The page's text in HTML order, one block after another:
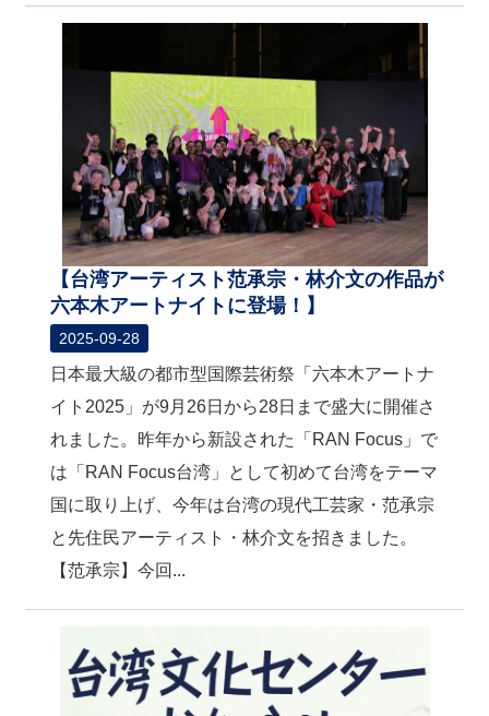
【台湾アーティスト范承宗・林介文の作品が
六本木アートナイトに登場！】
2025-09-28
日本最大級の都市型国際芸術祭「六本木アートナ
イト2025」が9月26日から28日まで盛大に開催さ
れました。昨年から新設された「RAN Focus」で
は「RAN Focus台湾」として初めて台湾をテーマ
国に取り上げ、今年は台湾の現代工芸家・范承宗
と先住民アーティスト・林介文を招きました。
【范承宗】今回...